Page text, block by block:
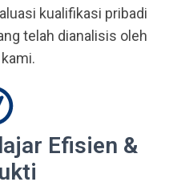
kualifikasi pribadi
telah dianalisis oleh
Efisien &